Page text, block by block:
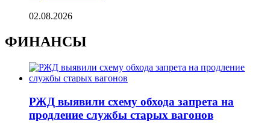
02.08.2026
ФИНАНСЫ
РЖД выявили схему обхода запрета на
продление службы старых вагонов